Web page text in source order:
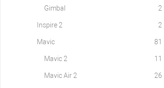
Gimbal 2
Inspire 2 2
Mavic 81
Mavic 2 11
Mavic Air 2 26